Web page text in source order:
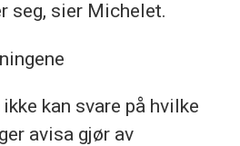
seg, sier Michelet.
kan svare på hvilke
avisa gjør av